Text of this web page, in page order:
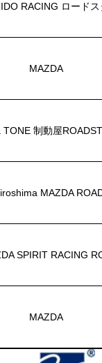
RACING ロードス
MAZDA
TONE 制動屋
MAZDA
SPIRIT RACING
MAZDA